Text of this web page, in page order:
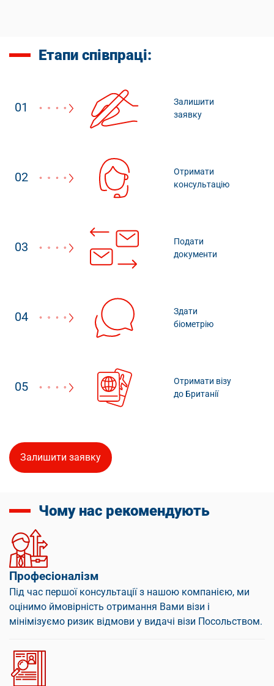
Етапи співпраці:
01
Залишити
заявку
02
Отримати
консультацію
03
Подати
документи
04
Здати
біометрію
05
Отримати візу
до Британії
Залишити заявку
Чому нас рекомендують
Професіоналізм
Під час першої консультації з нашою компанією, ми
оцінимо ймовірність отримання Вами візи і
мінімізуємо ризик відмови у видачі візи Посольством.